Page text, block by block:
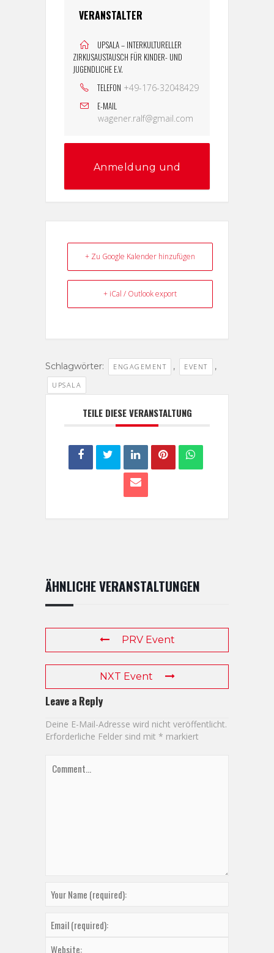
VERANSTALTER
UPSALA – INTERKULTURELLER
ZIRKUSAUSTAUSCH FÜR KINDER- UND
JUGENDLICHE E.V.
TELEFON +49-176-32048429
E-MAIL
wagener.ralf@gmail.com
Anmeldung und
+ Zu Google Kalender hinzufügen
+ iCal / Outlook export
Schlagwörter: ENGAGEMENT , EVENT ,
UPSALA
TEILE DIESE VERANSTALTUNG
ÄHNLICHE VERANSTALTUNGEN
PRV Event
NXT Event
Leave a Reply
Deine E-Mail-Adresse wird nicht veröffentlicht.
Erforderliche Felder sind mit * markiert